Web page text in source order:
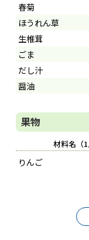
春菊
ほうれん草
生椎茸
ごま
だし汁
醤油
果物
材料名（1
りんご